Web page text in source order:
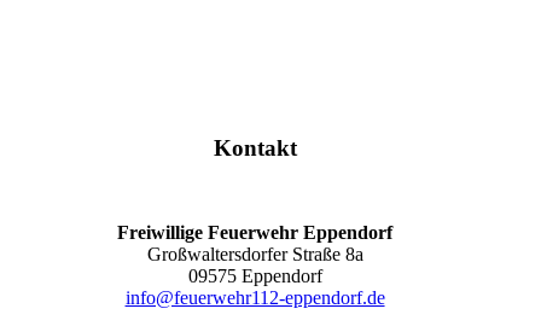
Kontakt
Freiwillige Feuerwehr Eppendorf
Großwaltersdorfer Straße 8a
09575 Eppendorf
info@feuerwehr112-eppendorf.de